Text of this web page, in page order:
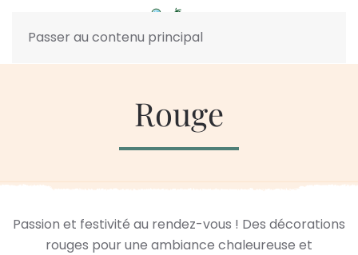
Passer au contenu principal
Rouge
Passion et festivité au rendez-vous ! Des décorations
rouges pour une ambiance chaleureuse et